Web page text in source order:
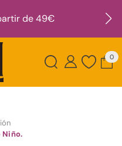
de 49€
0
Niño.